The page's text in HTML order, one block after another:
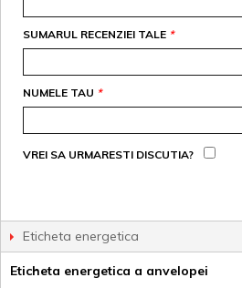
*
SUMARUL RECENZIEI TALE
*
NUMELE TAU
VREI SA URMARESTI DISCUTIA?
Eticheta energetica
Eticheta energetica a anvelopei